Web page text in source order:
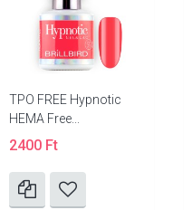
TPO FREE Hypnotic
HEMA Free...
2400 Ft